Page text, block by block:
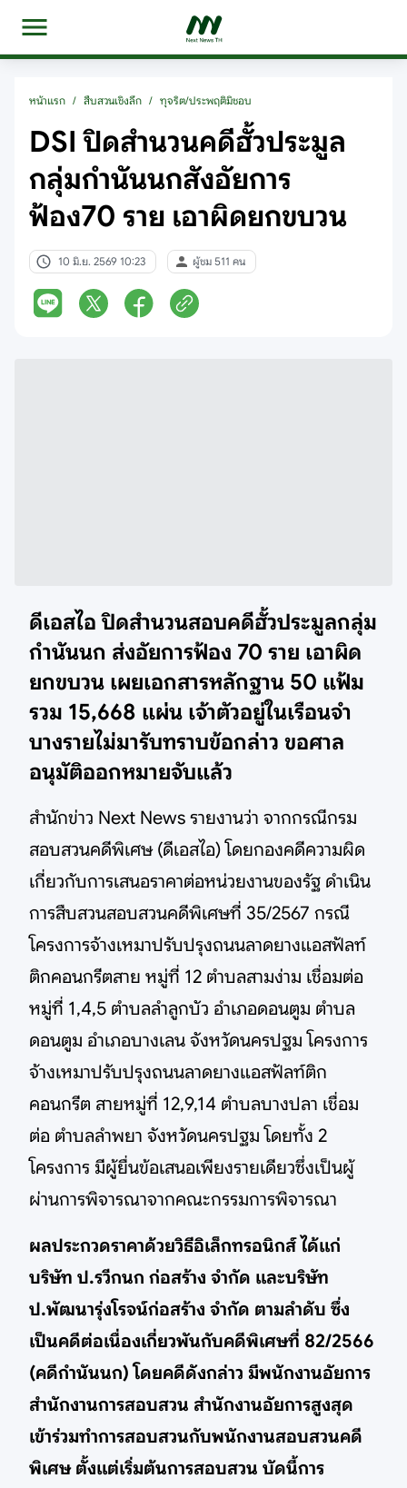
หน้าแรก / สืบสวนเชิงลึก / ทุจริต/ประพฤติมิชอบ
DSI ปิดสำนวนคดีฮั้วประมูล
กลุ่มกำนันนกสังอัยการ
ฟ้อง70 ราย เอาผิดยกขบวน
10 มิ.ย. 2569 10:23 ผู้ชม 511 คน
ดีเอสไอ ปิดสำนวนสอบคดีฮั้วประมูลกลุ่ม
กำนันนก ส่งอัยการฟ้อง 70 ราย เอาผิด
ยกขบวน เผยเอกสารหลักฐาน 50 แฟ้ม
รวม 15,668 แผ่น เจ้าตัวอยู่ในเรือนจำ
บางรายไม่มารับทราบข้อกล่าว ขอศาล
อนุมัติออกหมายจับแล้ว
สำนักข่าว Next News รายงานว่า จากกรณีกรม
สอบสวนคดีพิเศษ (ดีเอสไอ) โดยกองคดีความผิด
เกี่ยวกับการเสนอราคาต่อหน่วยงานของรัฐ ดำเนิน
การสืบสวนสอบสวนคดีพิเศษที่ 35/2567 กรณี
โครงการจ้างเหมาปรับปรุงถนนลาดยางแอสฟัลท์
ติกคอนกรีตสาย หมู่ที่ 12 ตำบลสามง่าม เชื่อมต่อ
หมู่ที่ 1,4,5 ตำบลลำลูกบัว อำเภอดอนตูม ตำบล
ดอนตูม อำเภอบางเลน จังหวัดนครปฐม โครงการ
จ้างเหมาปรับปรุงถนนลาดยางแอสฟัลท์ติก
คอนกรีต สายหมู่ที่ 12,9,14 ตำบลบางปลา เชื่อม
ต่อ ตำบลลำพยา จังหวัดนครปฐม โดยทั้ง 2
โครงการ มีผู้ยื่นข้อเสนอเพียงรายเดียวซึ่งเป็นผู้
ผ่านการพิจารณาจากคณะกรรมการพิจารณา
ผลประกวดราคาด้วยวิธีอิเล็กทรอนิกส์ ได้แก่
บริษัท ป.รวีกนก ก่อสร้าง จำกัด และบริษัท
ป.พัฒนารุ่งโรจน์ก่อสร้าง จำกัด ตามลำดับ ซึ่ง
เป็นคดีต่อเนื่องเกี่ยวพันกับคดีพิเศษที่ 82/2566
(คดีกำนันนก) โดยคดีดังกล่าว มีพนักงานอัยการ
สำนักงานการสอบสวน สำนักงานอัยการสูงสุด
เข้าร่วมทำการสอบสวนกับพนักงานสอบสวนคดี
พิเศษ ตั้งแต่เริ่มต้นการสอบสวน บัดนี้การ